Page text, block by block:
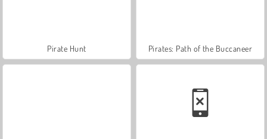
Pirate Hunt Pirates: Path of the Buccaneer